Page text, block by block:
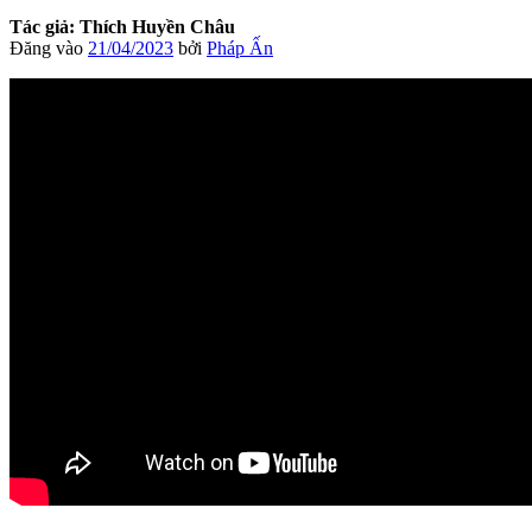
Tác giả: Thích Huyền Châu
Đăng vào 21/04/2023 bởi Pháp Ấn